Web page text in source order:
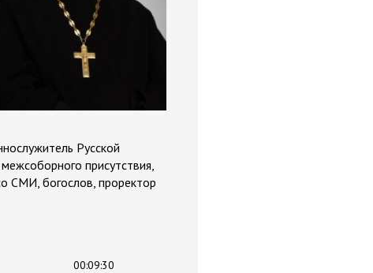
Русской
присутствия,
СМИ, богослов, проректор
00:09:30